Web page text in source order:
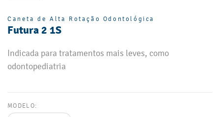
Caneta de Alta Rotação Odontológica
Futura 2 1S
Indicada para tratamentos mais leves, como
odontopediatria
MODELO: